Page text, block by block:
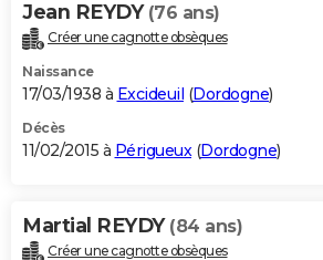
Jean REYDY (76 ans)
Créer une cagnotte obsèques
Naissance
17/03/1938 à Excideuil (Dordogne)
Décès
11/02/2015 à Périgueux(Dordogne)
Martial REYDY (84 ans)
Créer une cagnotte obsèques